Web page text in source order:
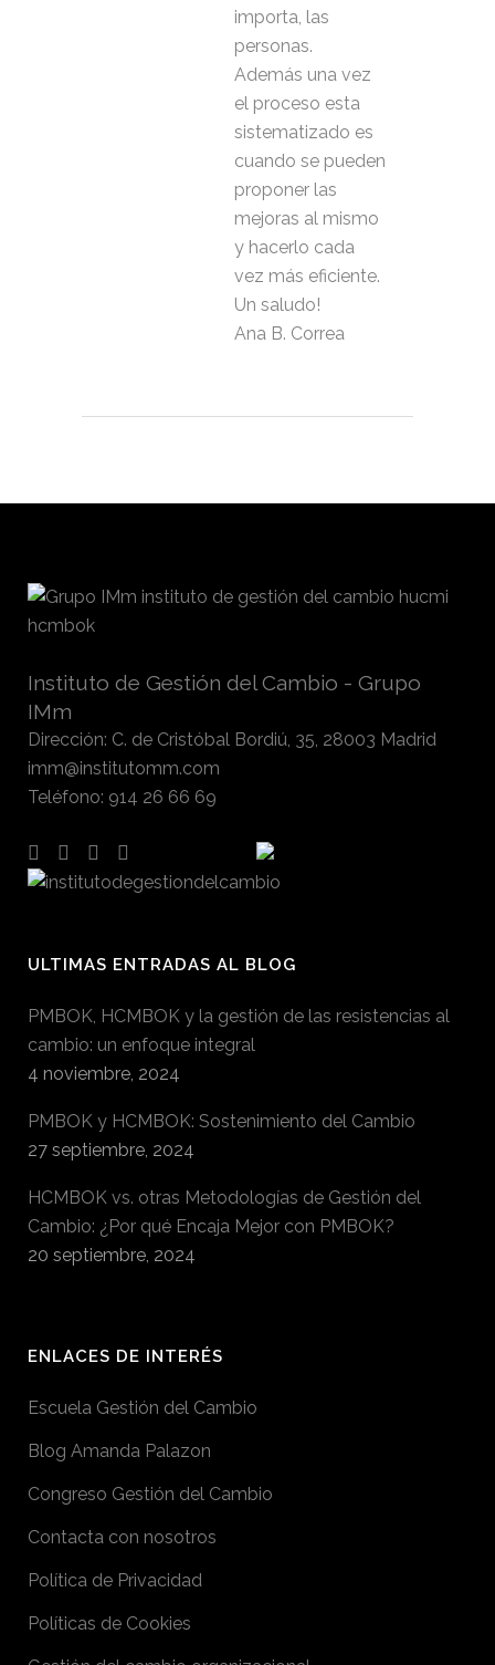
importa, las
personas.
Además una vez
el proceso esta
sistematizado es
cuando se pueden
proponer las
mejoras al mismo
y hacerlo cada
vez más eficiente.
Un saludo!
Ana B. Correa
Instituto de Gestión del Cambio - Grupo
IMm
Dirección: C. de Cristóbal Bordiú, 35, 28003 Madrid
imm@institutomm.com
Teléfono: 914 26 66 69
ULTIMAS ENTRADAS AL BLOG
PMBOK, HCMBOK y la gestión de las resistencias al
cambio: un enfoque integral
4 noviembre, 2024
PMBOK y HCMBOK: Sostenimiento del Cambio
27 septiembre, 2024
HCMBOK vs. otras Metodologías de Gestión del
Cambio: ¿Por qué Encaja Mejor con PMBOK?
20 septiembre, 2024
ENLACES DE INTERÉS
Escuela Gestión del Cambio
Blog Amanda Palazon
Congreso Gestión del Cambio
Contacta con nosotros
Política de Privacidad
Políticas de Cookies